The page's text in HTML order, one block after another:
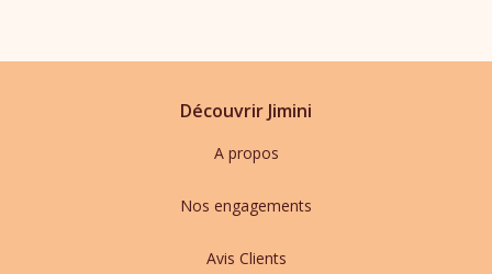
Découvrir Jimini
A propos
Nos engagements
Avis Clients